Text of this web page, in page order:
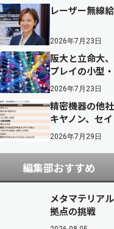
レーザー無線
2026年7月23日
阪大と立命大
プレイの小型
2026年7月23日
精密機器の他
キヤノン、セ
2026年7月29日
編集部おすすめ
メタマテリア
拠点の挑戦